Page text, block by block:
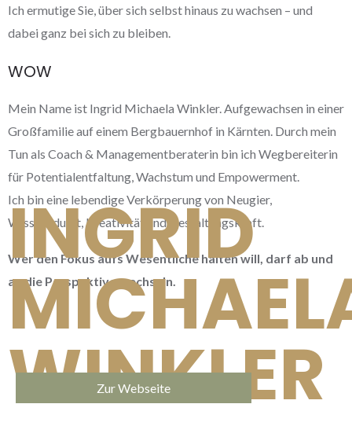
Ich ermutige Sie, über sich selbst hinaus zu wachsen – und
dabei ganz bei sich zu bleiben.
WOW
Mein Name ist Ingrid Michaela Winkler. Aufgewachsen in einer
Großfamilie auf einem Bergbauernhof in Kärnten. Durch mein
Tun als Coach & Managementberaterin bin ich Wegbereiterin
für Potentialentfaltung, Wachstum und Empowerment.
Ich bin eine lebendige Verkörperung von Neugier,
Wissensdurst, Kreativität und Gestaltungskraft.
Wer den Fokus aufs Wesentliche halten will, darf ab und
an die Perspektive wechseln.
INGRID
WINKLER
Zur Webseite